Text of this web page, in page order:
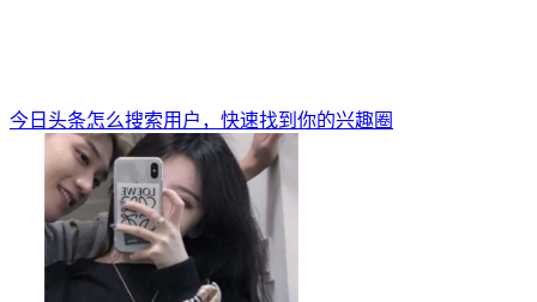
今日头条怎么搜索用户，快速找到你的兴趣圈